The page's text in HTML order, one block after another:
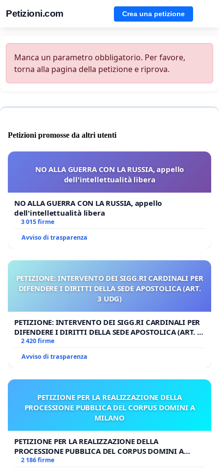
Petizioni.com Crea una petizione
Manca un parametro obbligatorio. Per favore,
torna alla pagina della petizione e riprova.
Petizioni promosse da altri utenti
NO ALLA GUERRA CON LA RUSSIA, appello
dell'intellettualità libera
NO ALLA GUERRA CON LA RUSSIA, appello
dell'intellettualità libera
3 015 firme
Avviso di trasparenza
PETIZIONE: INTERVENTO DEI SIGG.RI CARDINALI PER
DIFENDERE I DIRITTI DELLA SEDE APOSTOLICA (ART.
3 UDG)
PETIZIONE: INTERVENTO DEI SIGG.RI CARDINALI PER
DIFENDERE I DIRITTI DELLA SEDE APOSTOLICA (ART. 3
UDG)
2 420 firme
Avviso di trasparenza
PETIZIONE PER LA REALIZZAZIONE DELLA
PROCESSIONE PUBBLICA DEL CORPUS DOMINI A
MILANO
PETIZIONE PER LA REALIZZAZIONE DELLA
PROCESSIONE PUBBLICA DEL CORPUS DOMINI A
MILANO
2 186 firme